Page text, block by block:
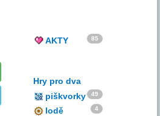
AKTY 85
Hry pro dva
piškvorky
49
lodě 4